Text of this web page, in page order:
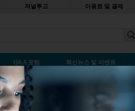
저널투고 이용료 및 결제
Q&A 포럼 최신뉴스 및 이벤트